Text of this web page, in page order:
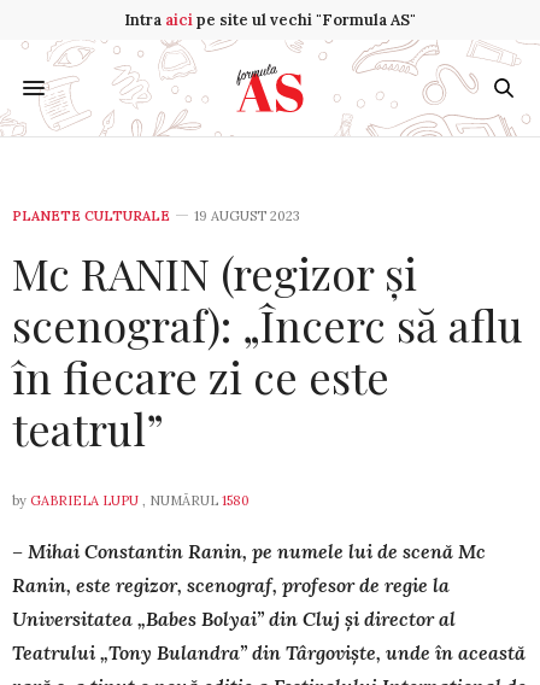
Intra aicipe site ul vechi "Formula AS"
PLANETE CULTURALE 19 AUGUST 2023
Mc RANIN (regizor și
scenograf): „Încerc să aflu
în fiecare zi ce este
teatrul”
by GABRIELA LUPU , NUMĂRUL 1580
– Mihai Constantin Ranin, pe numele lui de scenă Mc
Ranin, este regizor, scenograf, profesor de regie la
Universitatea „Babes Bolyai” din Cluj și director al
Teatrului „Tony Bulandra” din Târgoviște, unde în această